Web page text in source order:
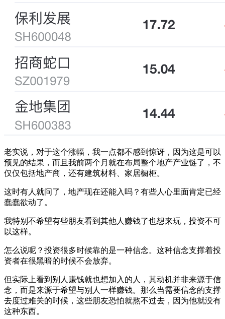
老实说，对于这个涨幅，我一点都不感到惊讶，因为这是可以
预见的结果，而且我前两个月就在布局整个地产产业链了，不
仅仅包括地产商，还有建筑材料、家居橱柜。
这时有人就问了，地产现在还能入吗？有些人心里面肯定已经
蠢蠢欲动了。
我特别不希望有些朋友看到其他人赚钱了也想来玩，投资不可
以这样。
怎么说呢？投资很多时候靠的是一种信念。这种信念支撑着投
资者在很黑暗的时候不会放弃。
但实际上看到别人赚钱就也想加入的人，其动机并非来源于信
念，而是来源于希望与别人一样赚钱。那么当需要信念的支撑
去度过难关的时候，这些朋友恐怕就熬不过去，因为他就没有
这种东西。